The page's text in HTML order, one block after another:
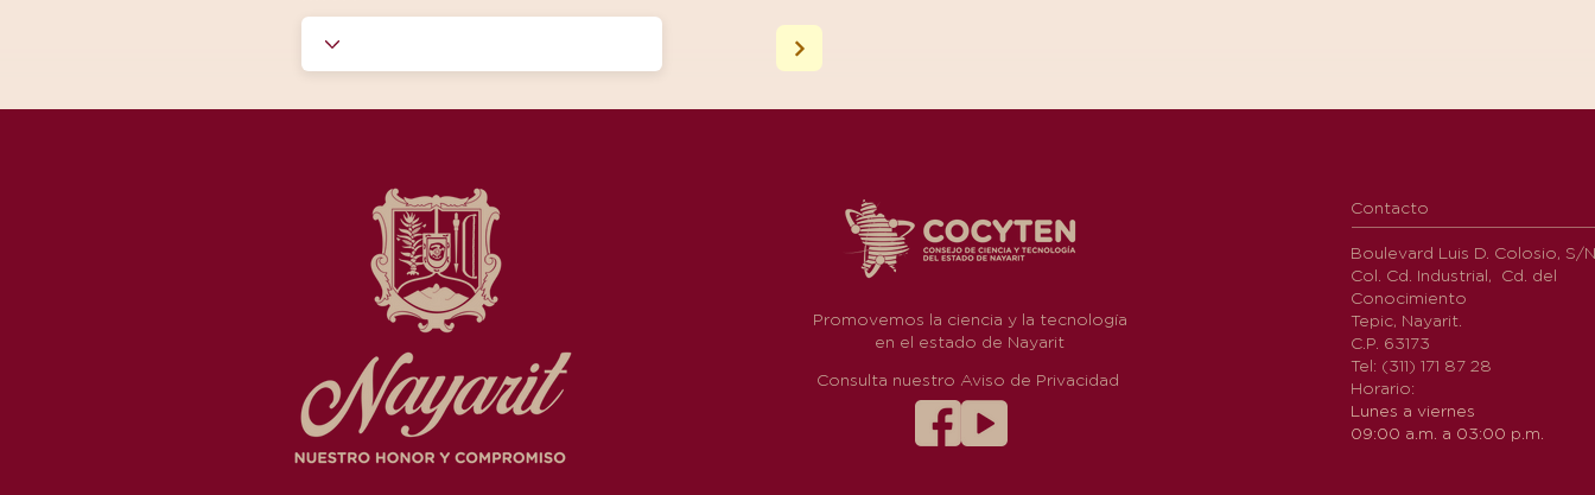
Promovemos la ciencia y la tecnología
en el estado de Nayarit
Consulta nuestro Aviso de Privacidad
Contacto
Boulevard Luis D. Colosio, S/N
Col. Cd. Industrial, Cd. del
Conocimiento
Tepic, Nayarit.
C.P. 63173
Tel: (311) 171 87 28
Horario:
Lunes a viernes
09:00 a.m. a 03:00 p.m.